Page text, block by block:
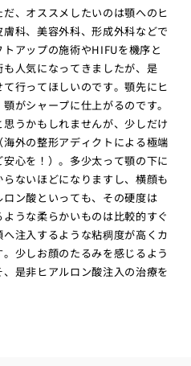
、オススメしたいのは顎へのヒ
科、美容外科、形成外科などで
アップの施術やHIFUを機序と
人気になってきましたが、是
行ってほしいのです。顎先にヒ
がシャープに仕上がるのです。
うかもしれませんが、少しだけ
外の整形アディクトによる極端
心を！）。多少太って顎の下に
ないほどになりますし、横顔も
ン酸といっても、その硬度は
うな柔らかいものは比較的すぐ
注入するような粘稠度が高くカ
少しお顔のたるみを感じるよう
是非ヒアルロン酸注入の治療を